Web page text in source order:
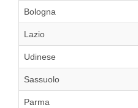
Bologna
Lazio
Udinese
Sassuolo
Parma